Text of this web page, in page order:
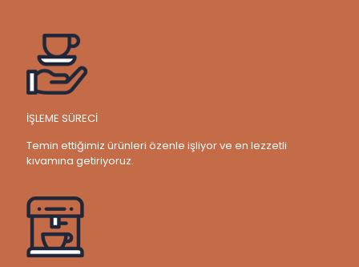
İŞLEME SÜRECİ
Temin ettiğimiz ürünleri özenle işliyor ve en lezzetli
kıvamına getiriyoruz.